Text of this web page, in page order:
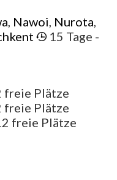
, Nawoi, Nurota,
15 Tage -
freie Plätze
freie Plätze
freie Plätze